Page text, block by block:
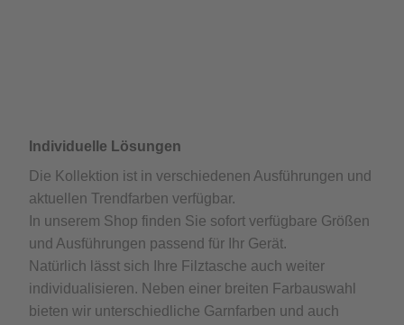
Individuelle Lösungen
Die Kollektion ist in verschiedenen Ausführungen und
aktuellen Trendfarben verfügbar.
In unserem Shop finden Sie sofort verfügbare Größen
und Ausführungen passend für Ihr Gerät.
Natürlich lässt sich Ihre Filztasche auch weiter
individualisieren. Neben einer breiten Farbauswahl
bieten wir unterschiedliche Garnfarben und auch